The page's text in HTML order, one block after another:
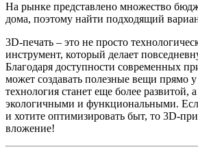
На рынке представлено множество
дома, поэтому найти подходящий
3D-печать – это не просто
инструмент, который делает
Благодаря доступности современных
может создавать полезные вещи прямо
технология станет еще более развитой,
экологичными и функциональными.
и хотите оптимизировать быт, то 3D-
вложение!